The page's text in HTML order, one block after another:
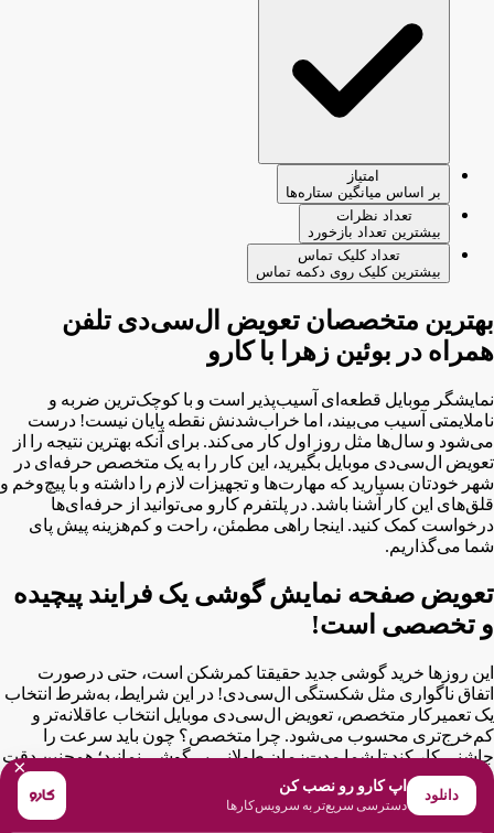
امتیاز
بر اساس میانگین ستاره‌ها
تعداد نظرات
بیشترین تعداد بازخورد
تعداد کلیک تماس
بیشترین کلیک روی دکمه تماس
بهترین متخصصان تعویض ال‌سی‌دی تلفن
همراه در بوئین زهرا با کارو
نمایشگر موبایل قطعه‌ای آسیب‌پذیر است و با کوچک‌ترین ضربه و
ناملایمتی آسیب می‌بیند، اما خراب‌شدنش نقطه پایان نیست! درست
می‌شود و سال‌ها مثل روز اول کار می‌کند. برای آنکه بهترین نتیجه را از
تعویض ال‌سی‌دی موبایل بگیرید، این کار را به یک متخصص حرفه‌ای در
شهر خودتان بسپارید که مهارت‌ها و تجهیزات لازم را داشته و با پیچ‌و‌خم و
قلق‌های این کار آشنا باشد. در پلتفرم کارو می‌توانید از حرفه‌ای‌ها
درخواست کمک کنید. اینجا راهی مطمئن، راحت و کم‌هزینه پیش پای
شما می‌گذاریم.
تعویض صفحه نمایش گوشی یک فرایند پیچیده
و تخصصی است!
این روزها خرید گوشی جدید حقیقتا کمرشکن است، حتی درصورت
اتفاق ناگواری مثل شکستگی ال‌سی‌دی! در این شرایط، به‌شرط انتخاب
یک تعمیرکار متخصص، تعویض ال‌سی‌دی موبایل انتخاب عاقلانه‌تر و
کم‌خرج‌تری محسوب می‌شود. چرا متخصص؟ چون باید سرعت را
چاشنی کار کند تا شما مدت‌زمان طولانی بی‌گوشی نمانید؛ همچنین دقت
بالایی برای تعویض ال‌سی‌دی بدون آسیب‌زدن به سایر قطعات داشته
باشد. این فرد باید:
×
دانلود
اپ کارو رو نصب کن
دسترسی سریع‌تر به سرویس‌کارها